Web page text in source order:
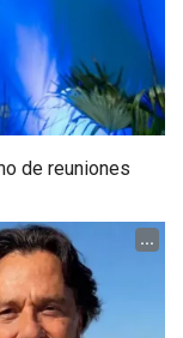
de reuniones
...